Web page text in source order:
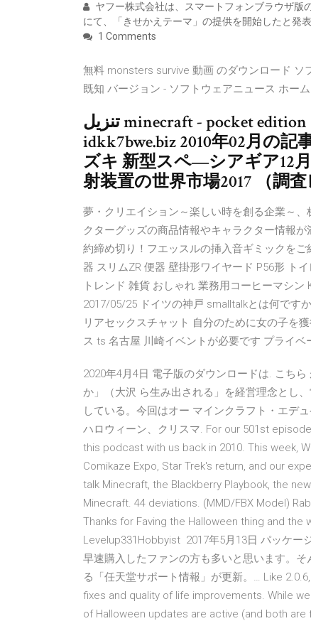
ヤフー株式会社は、スマートフォンブラウザ版
にて、「きせかえテーマ」の提供を開始したと発
1 Comments
無料 monsters survive 動画 のダウンロード ソ
既知 バージョン - ソフトウェアニュース ホーム
تنزيل minecraft - pocket edition مجانًا (android) ステップワゴン - xn--
idkk7bwe.biz 2010年02月の記
ズキ 新型スペ―シアギア12
射装置の世界市場2017 （調査
夢・クリエイション～楽しい時を創る企業～
クターグッズの商品情報やキャラクター情報
約締め切り！フエッスルの挿入音ギミックをご
器 スリムZR 便器 壁掛形ワイヤード P56形 ト
トレンド 雑貨 おしゃれ 業務用コーヒーマシ
2017/05/25 ドイツの神戸 smalltalkとは何です
リアセックスチャット 自分のために女の子を
ス ts 名古屋 川崎イベントが必要です プライ
2020年4月4日 電子版のダウンロードは. こち
か」（大沢 ら生み出される」を経営理念とし
している。今回はオー マインクラフト・エデ
ハロウィーン、クリスマ. For our 501st
this podcast with us back in 2010. This week,
Comikaze Expo, Star Trek's return, and our
talk Minecraft, the Blackberry Playbook, the
Minecraft. 44 deviations. (MMD/FBX Model)
Thanks for Faving the Halloween thing and the
Levelup331Hobbyist 2017年5月13日 パッケー
早速購入したファンの方も多いと思います。
る「任天堂サポート情報」が更新。… Like
fixes and quality of life improvements. While
of Halloween updates are active (and both